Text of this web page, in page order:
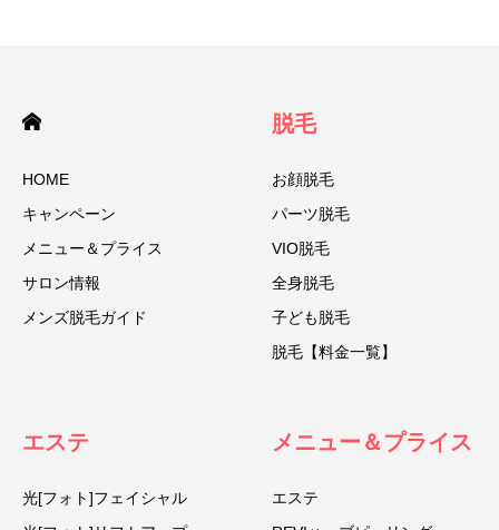
HOME
キャンペーン
メニュー＆プライス
サロン情報
メンズ脱毛ガイド
脱毛
お顔脱毛
パーツ脱毛
VIO脱毛
全身脱毛
子ども脱毛
脱毛【料金一覧】
エステ
光[フォト]フェイシャル
メニュー＆プライス
エステ